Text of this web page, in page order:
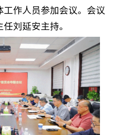
作人员参加会议。会议
刘延安主持。